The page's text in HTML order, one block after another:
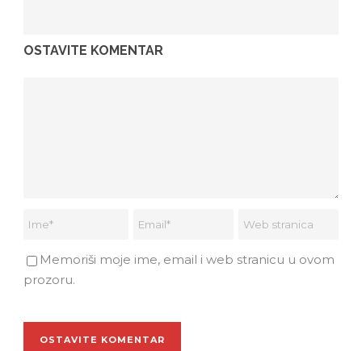
OSTAVITE KOMENTAR
Memoriši moje ime, email i web stranicu u ovom
prozoru.